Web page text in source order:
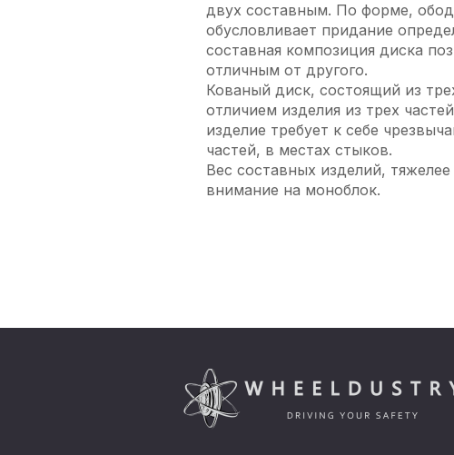
двух составным. По форме,
обусловливает придание
составная композиция диска
отличным от другого.
Кованый диск, состоящий из
отличием изделия из трех
изделие требует к себе
частей, в местах стыков.
Вес составных изделий,
внимание на моноблок.